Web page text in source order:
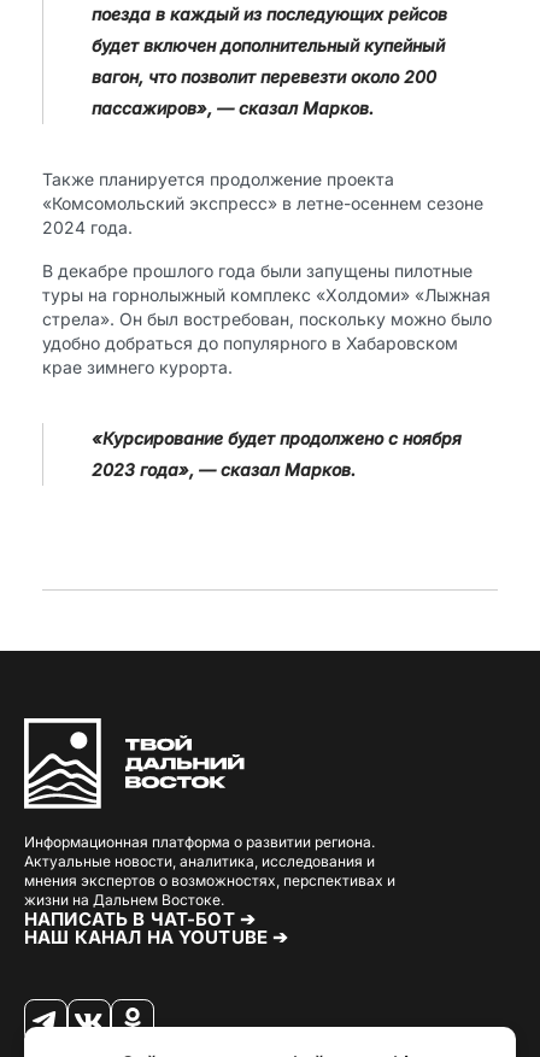
поезда в каждый из последующих рейсов
будет включен дополнительный купейный
вагон, что позволит перевезти около 200
пассажиров», — сказал Марков.
Также планируется продолжение проекта
«Комсомольский экспресс» в летне-осеннем сезоне
2024 года.
В декабре прошлого года были запущены пилотные
туры на горнолыжный комплекс «Холдоми» «Лыжная
стрела». Он был востребован, поскольку можно было
удобно добраться до популярного в Хабаровском
крае зимнего курорта.
«Курсирование будет продолжено с ноября
2023 года», — сказал Марков.
Информационная платформа о развитии региона.
Актуальные новости, аналитика, исследования и
мнения экспертов о возможностях, перспективах и
жизни на Дальнем Востоке.
НАПИСАТЬ В ЧАТ-БОТ ➔
НАШ КАНАЛ НА YOUTUBE ➔